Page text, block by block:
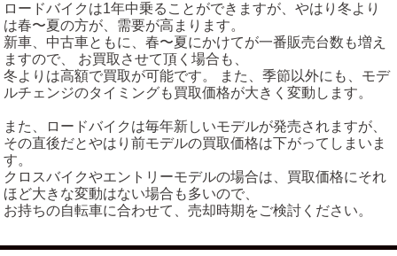
ロードバイクは1年中乗ることができますが、やはり冬より
は春〜夏の方が、需要が高まります。
新車、中古車ともに、春〜夏にかけてが一番販売台数も増え
ますので、 お買取させて頂く場合も、
冬よりは高額で買取が可能です。 また、季節以外にも、モデ
ルチェンジのタイミングも買取価格が大きく変動します。
また、ロードバイクは毎年新しいモデルが発売されますが、
その直後だとやはり前モデルの買取価格は下がってしまいま
す。
クロスバイクやエントリーモデルの場合は、買取価格にそれ
ほど大きな変動はない場合も多いので、
お持ちの自転車に合わせて、売却時期をご検討ください。